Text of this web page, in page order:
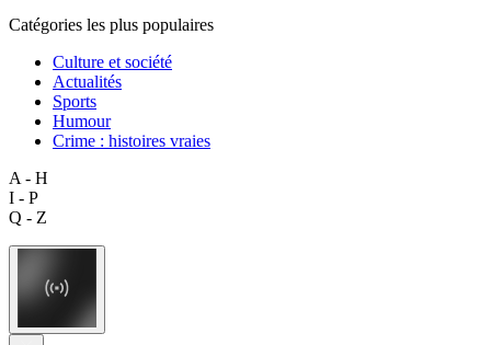
Catégories les plus populaires
Culture et société
Actualités
Sports
Humour
Crime : histoires vraies
A - H
I - P
Q - Z